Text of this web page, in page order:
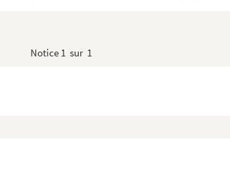
Notice 1 sur 1